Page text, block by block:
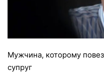
Мужчина, которому
супруг